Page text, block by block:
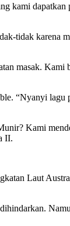
kami
tidak karena
masak. Kami
“Nyanyi lagu
Kami
II.
Laut